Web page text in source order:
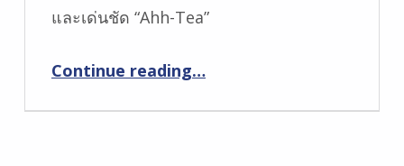
และเด่นชัด “Ahh-Tea”
Continue reading…